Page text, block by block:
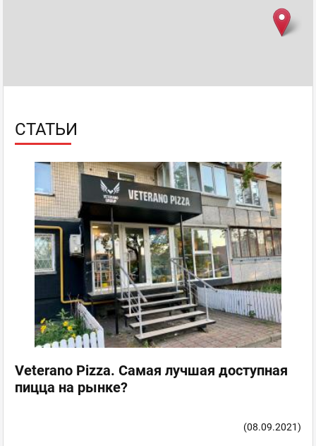
СТАТЬИ
Veterano Pizza. Самая лучшая доступная
пицца на рынке?
(08.09.2021)